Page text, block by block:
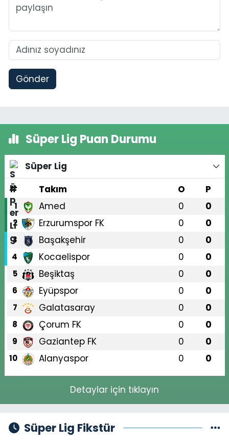
Gönder
Süper Lig Puan Durumu
Süper Lig
#
Takım O P
1 Amed 0 0
2 Erzurumspor FK 0 0
3 Başakşehir 0 0
4 Kocaelispor 0 0
5 Beşiktaş 0 0
6 Eyüpspor 0 0
7 Galatasaray 0 0
8 Çorum FK 0 0
9 Gaziantep FK 0 0
10 Alanyaspor 0 0
Detaylar için tıklayın
Süper Lig Fikstür